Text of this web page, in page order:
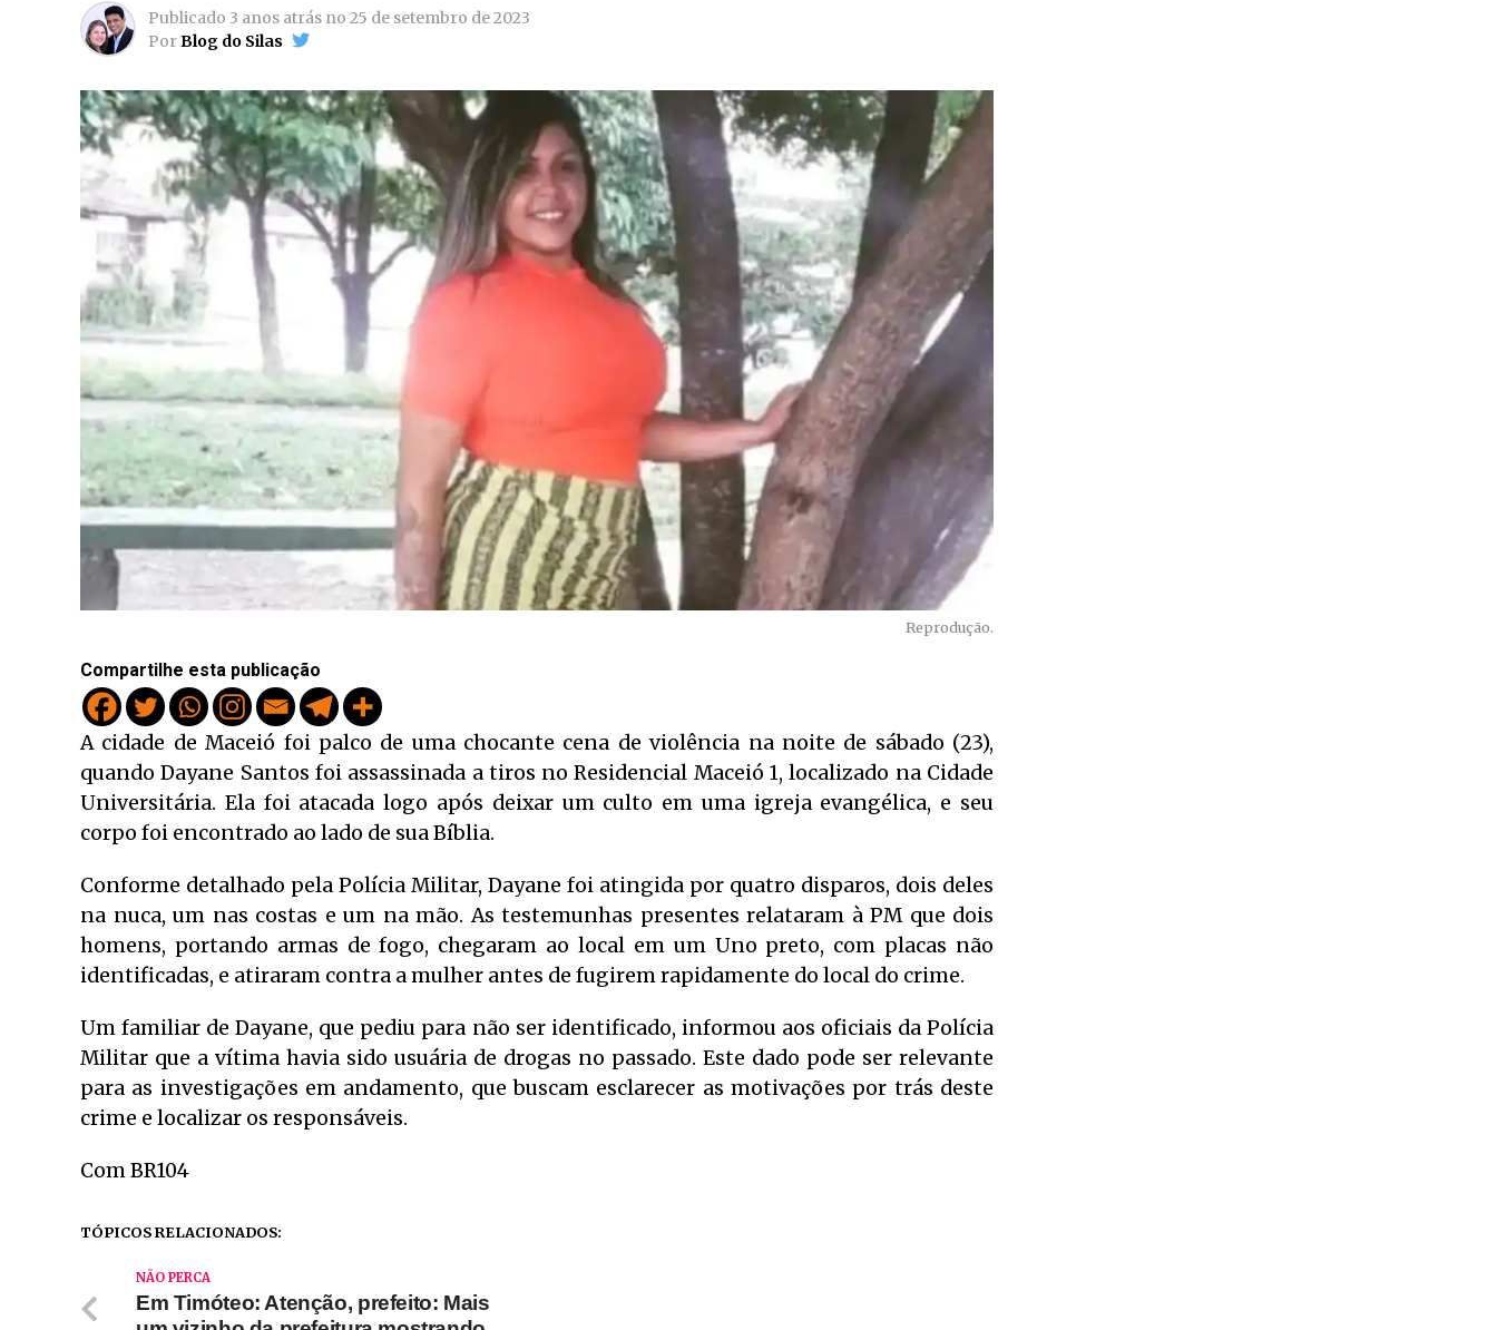
Publicado 3 anos atrás no 25 de setembro de 2023
PorBlog do Silas
Reprodução.
Compartilhe esta publicação
A cidade de Maceió foi palco de uma chocante cena de violência na noite de sábado (23),
quando Dayane Santos foi assassinada a tiros no Residencial Maceió 1, localizado na Cidade
Universitária. Ela foi atacada logo após deixar um culto em uma igreja evangélica, e seu
corpo foi encontrado ao lado de sua Bíblia.
Conforme detalhado pela Polícia Militar, Dayane foi atingida por quatro disparos, dois deles
na nuca, um nas costas e um na mão. As testemunhas presentes relataram à PM que dois
homens, portando armas de fogo, chegaram ao local em um Uno preto, com placas não
identificadas, e atiraram contra a mulher antes de fugirem rapidamente do local do crime.
Um familiar de Dayane, que pediu para não ser identificado, informou aos oficiais da Polícia
Militar que a vítima havia sido usuária de drogas no passado. Este dado pode ser relevante
para as investigações em andamento, que buscam esclarecer as motivações por trás deste
crime e localizar os responsáveis.
Com BR104
TÓPICOS RELACIONADOS:
NÃO PERCA
Em Timóteo: Atenção, prefeito: Mais